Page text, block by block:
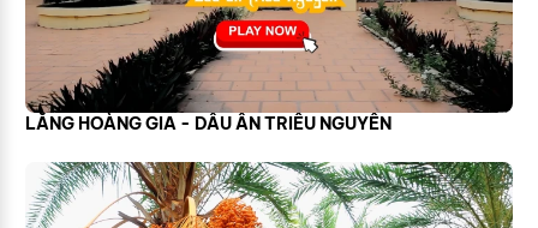
LĂNG HOÀNG GIA - DẤU ẤN TRIỀU NGUYỄN